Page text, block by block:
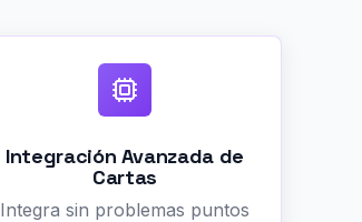
Integración Avanzada de
Cartas
Integra sin problemas puntos